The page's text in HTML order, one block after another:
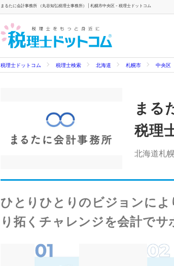
まるたに会計事務所 （丸谷知弘税理士事務所） | 札幌市中央区 - 税理士ドットコム
税理士ドットコム 税理士検索 北海道 札幌市 中央区
まる
税理
北海道札
ひとりひとりのビジョンに
り拓くチャレンジを会計でサ